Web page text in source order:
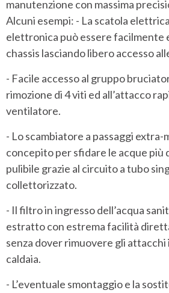
manutenzione con massima
Alcuni esempi: - La scatola
elettronica può essere facilmente
chassis lasciando libero accesso
- Facile accesso al gruppo
rimozione di 4 viti ed all’attacco
ventilatore.
- Lo scambiatore a passaggi extra-
concepito per sfidare le acque più
pulibile grazie al circuito a tubo
collettorizzato.
- Il filtro in ingresso dell’acqua
estratto con estrema facilità
senza dover rimuovere gli attacchi
caldaia.
- L’eventuale smontaggio e la